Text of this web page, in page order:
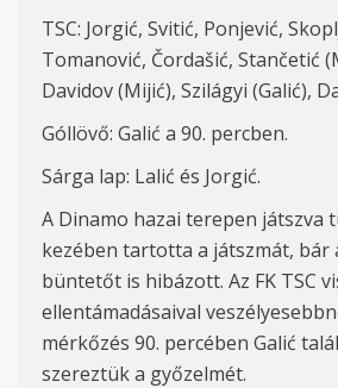
TSC: Jorgić, Svitić, Ponjević,
Tomanović, Čordašić, Stančetić
Davidov (Mijić), Szilágyi (Galić),
Góllövő: Galić a 90. percben.
Sárga lap: Lalić és Jorgić.
A Dinamo hazai terepen játszva
kezében tartotta a játszmát, bár
büntetőt is hibázott. Az FK TSC
ellentámadásaival
mérkőzés 90. percében Galić
szereztük a győzelmét.